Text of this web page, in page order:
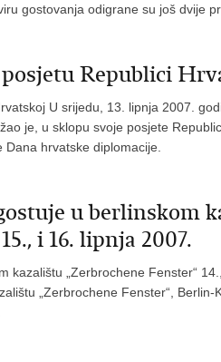
gostovanja odigrane su još dvije
Republici
U srijedu, 13. lipnja 2007.
je, u sklopu svoje posjete
hrvatske diplomacije.
u berlinskom
i 16. lipnja 2007.
kazalištu „Zerbrochene Fenster“
„Zerbrochene Fenster“,